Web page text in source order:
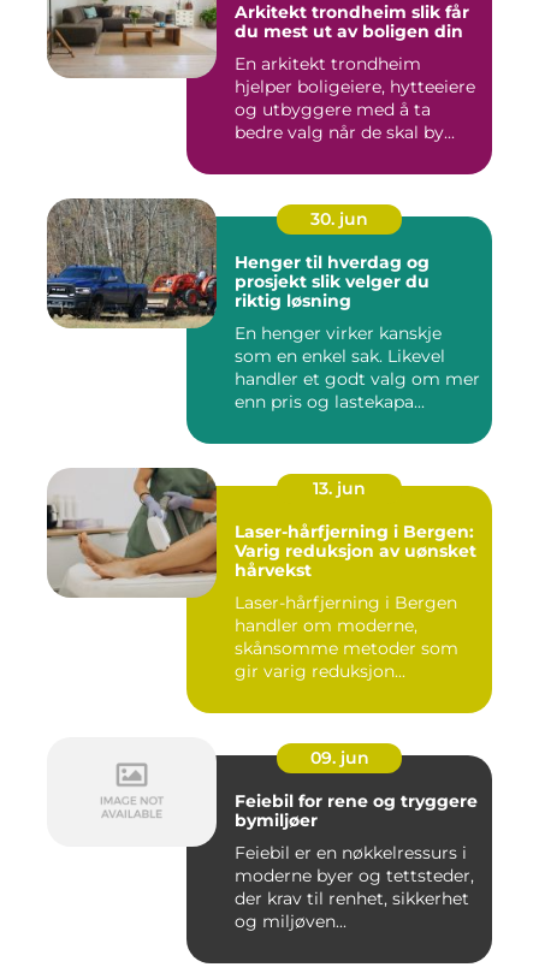
Arkitekt trondheim slik får
du mest ut av boligen din
En arkitekt trondheim
hjelper boligeiere, hytteeiere
og utbyggere med å ta
bedre valg når de skal by...
30. jun
Henger til hverdag og
prosjekt slik velger du
riktig løsning
En henger virker kanskje
som en enkel sak. Likevel
handler et godt valg om mer
enn pris og lastekapa...
13. jun
Laser-hårfjerning i Bergen:
Varig reduksjon av uønsket
hårvekst
Laser-hårfjerning i Bergen
handler om moderne,
skånsomme metoder som
gir varig reduksjon...
09. jun
Feiebil for rene og tryggere
bymiljøer
Feiebil er en nøkkelressurs i
moderne byer og tettsteder,
der krav til renhet, sikkerhet
og miljøven...